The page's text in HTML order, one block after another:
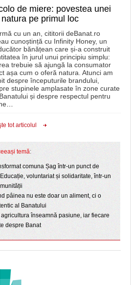
de miere: povestea unei
pe primul loc
cu un an, cititorii deBanat.ro
cunoștință cu Infinity Honey, un
bănățean care și-a construit
în jurul unui principiu simplu:
trebuie să ajungă la consumator
așa cum o oferă natura. Atunci am
despre începuturile brandului,
stupinele amplasate în zone curate
și despre respectul pentru
…
tot articolul
temă:
comuna Șag într-un punct de
voluntariat și solidaritate, într-un
pâinea nu este doar un aliment, ci o
al Banatului
înseamnă pasiune, iar fiecare
despre Banat